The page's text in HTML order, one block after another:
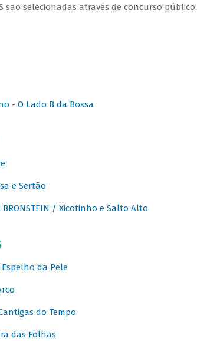
são selecionadas através de concurso público.
- O Lado B da Bossa
e Sertão
BRONSTEIN / Xicotinho e Salto Alto
Espelho da Pele
do Tempo
das Folhas